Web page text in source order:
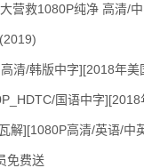
纯净 高清/中字_2019年中国
韩版中字][2018年美国最新科幻
国语中字][2018年郑伊健/陈小
高清/英语/中英韩字幕][2018美国最
免费送